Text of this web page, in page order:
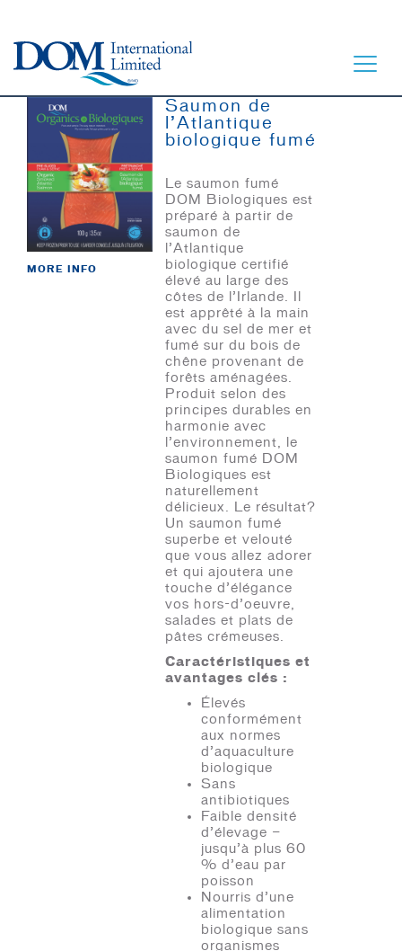
ACCUEIL
À TABLE
NOTRE HISTOIRE
NOS PRODUITS
CONTACT
MORE INFO
Saumon de
l’Atlantique
biologique fumé
Le saumon fumé
DOM Biologiques est
préparé à partir de
saumon de
l’Atlantique
biologique certifié
élevé au large des
côtes de l’Irlande. Il
est apprêté à la main
avec du sel de mer et
fumé sur du bois de
chêne provenant de
forêts aménagées.
Produit selon des
principes durables en
harmonie avec
l’environnement, le
saumon fumé DOM
Biologiques est
naturellement
délicieux. Le résultat?
Un saumon fumé
superbe et velouté
que vous allez adorer
et qui ajoutera une
touche d’élégance
vos hors-d’oeuvre,
salades et plats de
pâtes crémeuses.
Caractéristiques et
avantages clés :
Élevés
conformément
aux normes
d’aquaculture
biologique
Sans
antibiotiques
Faible densité
d’élevage —
jusqu’à plus 60
% d’eau par
poisson
Nourris d’une
alimentation
biologique sans
organismes